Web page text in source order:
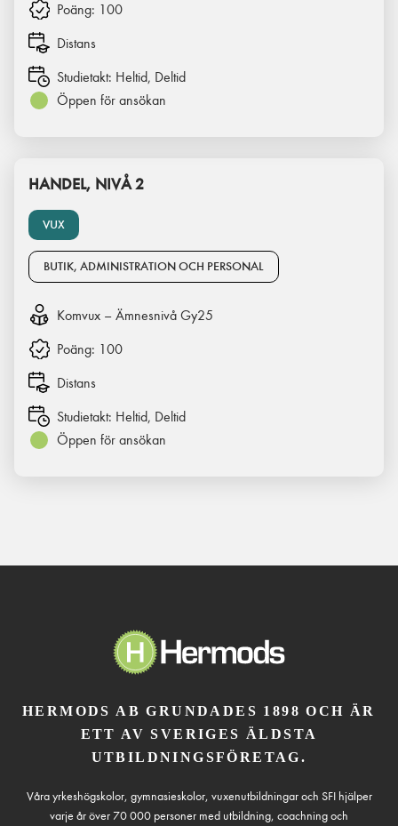
Poäng: 100
Distans
Studietakt: Heltid, Deltid
Öppen för ansökan
VUX
HANDEL, NIVÅ 2
BUTIK, ADMINISTRATION OCH PERSONAL
Komvux – Ämnesnivå Gy25
Poäng: 100
Distans
Studietakt: Heltid, Deltid
Öppen för ansökan
HERMODS AB GRUNDADES 1898 OCH ÄR
ETT AV SVERIGES ÄLDSTA
UTBILDNINGSFÖRETAG.
Våra yrkeshögskolor, gymnasieskolor, vuxenutbildningar och SFI hjälper
varje år över 70 000 personer med utbildning, coachning och